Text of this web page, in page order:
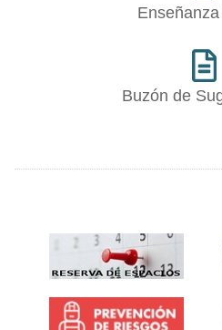
Buzón de